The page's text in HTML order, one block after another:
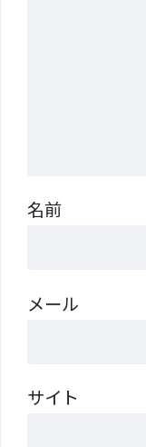
名前
メール
サイト